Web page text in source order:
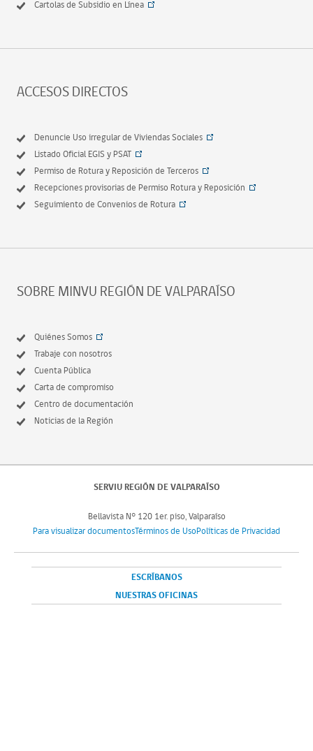
Cartolas de Subsidio en Línea
ACCESOS DIRECTOS
Denuncie Uso irregular de Viviendas Sociales
Listado Oficial EGIS y PSAT
Permiso de Rotura y Reposición de Terceros
Recepciones provisorias de Permiso Rotura y Reposición
Seguimiento de Convenios de Rotura
SOBRE MINVU REGIÓN DE VALPARAÍSO
Quiénes Somos
Trabaje con nosotros
Cuenta Pública
Carta de compromiso
Centro de documentación
Noticias de la Región
SERVIU REGIÓN DE VALPARAÍSO
Bellavista N° 120 1er. piso, Valparaíso
Para visualizar documentosTérminos de UsoPolíticas de Privacidad
ESCRÍBANOS
NUESTRAS OFICINAS